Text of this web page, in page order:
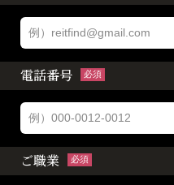
電話番号 必須
ご職業 必須